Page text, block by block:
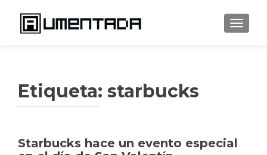
Etiqueta: starbucks
Starbucks hace un evento especial